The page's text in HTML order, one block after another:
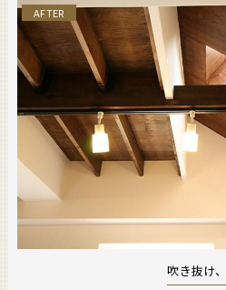
AFTER
吹き抜け